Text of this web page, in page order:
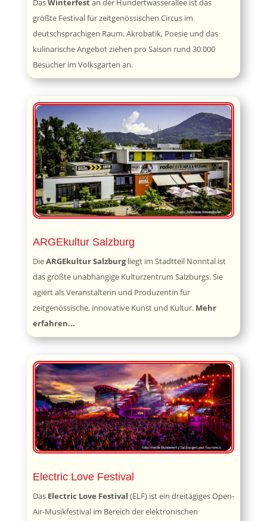
DasWinterfestan der Hundertwasserallee ist das
größte Festival für zeitgenössischen Circus im
deutschsprachigen Raum. Akrobatik, Poesie und das
kulinarische Angebot ziehen pro Saison rund 30.000
Besucher im Volksgarten an.
ARGEkultur Salzburg
DieARGEkultur Salzburgliegt im Stadtteil Nonntal ist
das größte unabhängige Kulturzentrum Salzburgs. Sie
agiert als Veranstalterin und Produzentin für
zeitgenössische, innovative Kunst und Kultur. Mehr
erfahren...
Electric Love Festival
Das Electric Love Festival (ELF) ist ein dreitägiges Open-
Air-Musikfestival im Bereich der elektronischen